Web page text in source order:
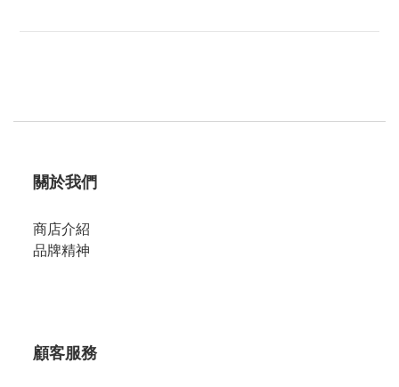
關於我們
商店介紹
品牌精神
顧客服務